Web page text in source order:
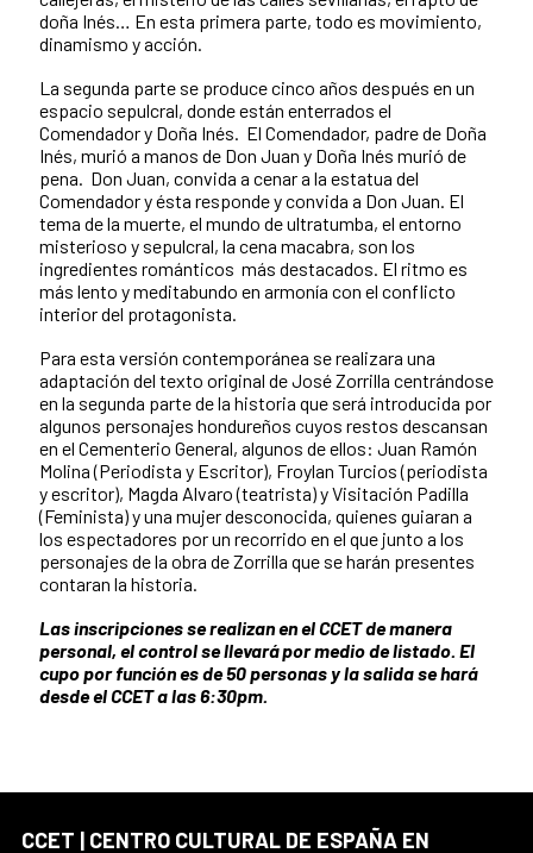
doña Inés… En esta primera parte, todo es movimiento,
dinamismo y acción.
La segunda parte se produce cinco años después en un
espacio sepulcral, donde están enterrados el
Comendador y Doña Inés. El Comendador, padre de Doña
Inés, murió a manos de Don Juan y Doña Inés murió de
pena. Don Juan, convida a cenar a la estatua del
Comendador y ésta responde y convida a Don Juan. El
tema de la muerte, el mundo de ultratumba, el entorno
misterioso y sepulcral, la cena macabra, son los
ingredientes románticos más destacados. El ritmo es
más lento y meditabundo en armonía con el conflicto
interior del protagonista.
Para esta versión contemporánea se realizara una
adaptación del texto original de José Zorrilla centrándose
en la segunda parte de la historia que será introducida por
algunos personajes hondureños cuyos restos descansan
en el Cementerio General, algunos de ellos: Juan Ramón
Molina (Periodista y Escritor), Froylan Turcios (periodista
y escritor), Magda Alvaro (teatrista) y Visitación Padilla
(Feminista) y una mujer desconocida, quienes guiaran a
los espectadores por un recorrido en el que junto a los
personajes de la obra de Zorrilla que se harán presentes
contaran la historia.
Las inscripciones se realizan en el CCET de manera
personal, el control se llevará por medio de listado. El
cupo por función es de 50 personas y la salida se hará
desde el CCET a las 6:30pm.
CCET | CENTRO CULTURAL DE ESPAÑA EN